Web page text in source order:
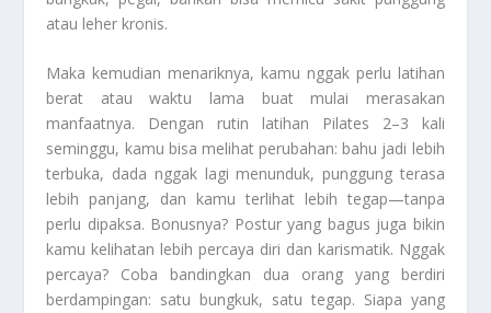
atau leher kronis.
Maka kemudian menariknya, kamu nggak perlu latihan
berat atau waktu lama buat mulai merasakan
manfaatnya. Dengan rutin latihan Pilates 2–3 kali
seminggu, kamu bisa melihat perubahan: bahu jadi lebih
terbuka, dada nggak lagi menunduk, punggung terasa
lebih panjang, dan kamu terlihat lebih tegap—tanpa
perlu dipaksa. Bonusnya? Postur yang bagus juga bikin
kamu kelihatan lebih percaya diri dan karismatik. Nggak
percaya? Coba bandingkan dua orang yang berdiri
berdampingan: satu bungkuk, satu tegap. Siapa yang